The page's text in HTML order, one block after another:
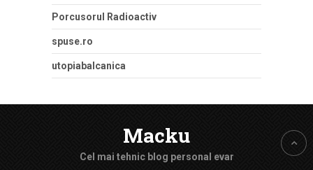
Porcusorul Radioactiv
spuse.ro
utopiabalcanica
Macku
Cel mai tehnic blog personal evar